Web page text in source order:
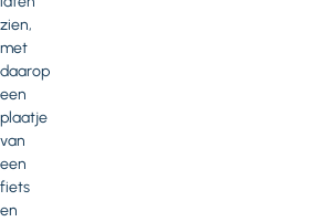
zien,
met
daarop
een
plaatje
van
een
fiets
en